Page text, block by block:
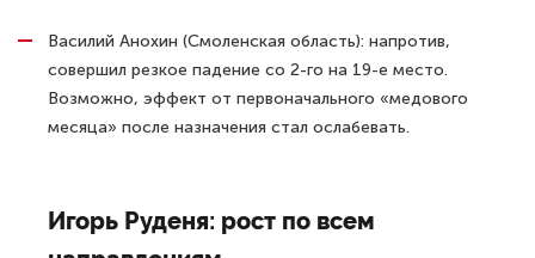
Василий Анохин (Смоленская область): напротив,
совершил резкое падение со 2-го на 19-е место.
Возможно, эффект от первоначального «медового
месяца» после назначения стал ослабевать.
Игорь Руденя: рост по всем